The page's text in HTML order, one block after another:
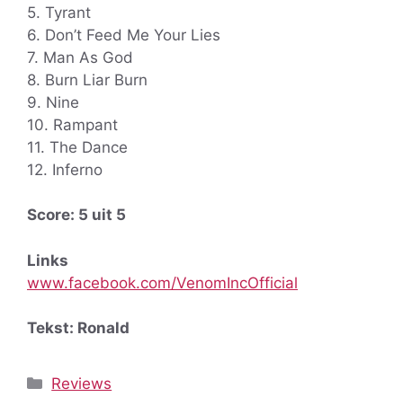
5. Tyrant
6. Don’t Feed Me Your Lies
7. Man As God
8. Burn Liar Burn
9. Nine
10. Rampant
11. The Dance
12. Inferno
Score: 5 uit 5
Links
www.facebook.com/VenomIncOfficial
Tekst: Ronald
Categorieën
Reviews